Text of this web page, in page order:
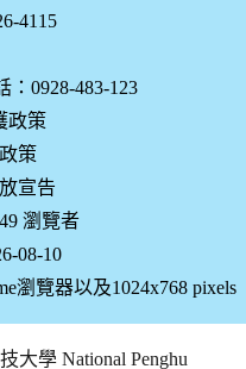
4115
0928-483-123
政策
策
宣告
瀏覽者
08-10
瀏覽器以及1024x768 pixels
大學 National Penghu